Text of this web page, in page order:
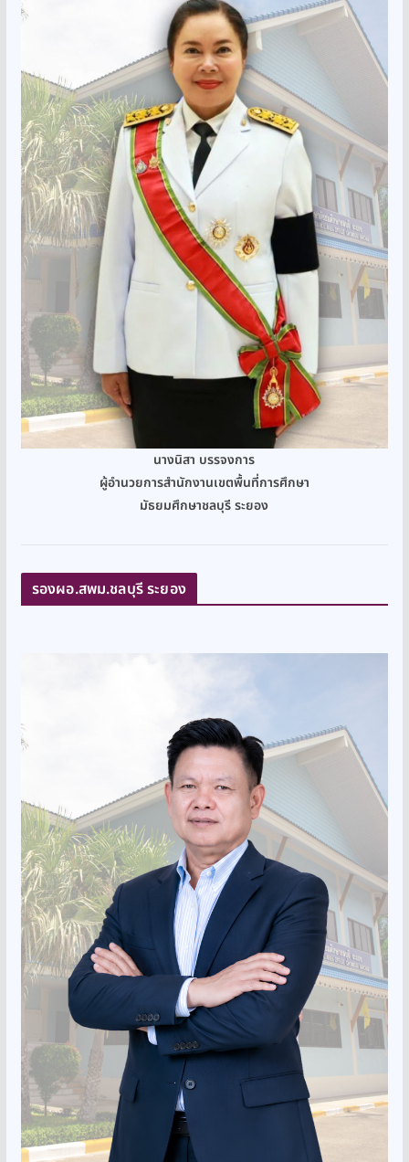
นางนิสา บรรจงการ
ผู้อำนวยการสำนักงานเขตพื้นที่การศึกษา
มัธยมศึกษาชลบุรี ระยอง
รองผอ.สพม.ชลบุรี ระยอง